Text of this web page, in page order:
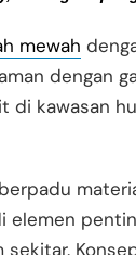
mewah
dengan
di kawasan
elemen